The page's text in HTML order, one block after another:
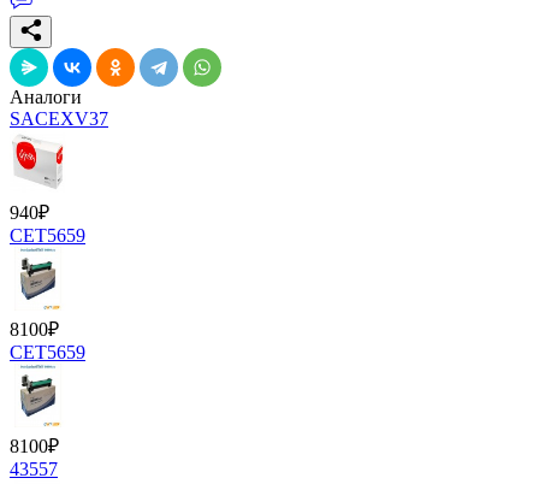
Аналоги
SACEXV37
940₽
CET5659
8100₽
CET5659
8100₽
43557